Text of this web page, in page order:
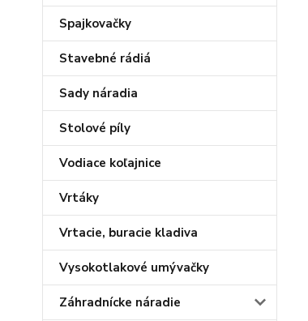
Spajkovačky
Stavebné rádiá
Sady náradia
Stolové píly
Vodiace koľajnice
Vrtáky
Vrtacie, buracie kladiva
Vysokotlakové umývačky
Záhradnícke náradie